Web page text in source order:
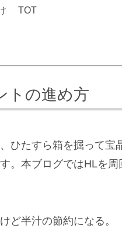
け TOT
トの進め方
ひたすら箱を掘って宝
。本ブログではHLを
ど半汁の節約になる 。